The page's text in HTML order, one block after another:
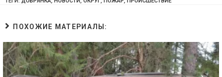
ПОХОЖИЕ МАТЕРИАЛЫ: